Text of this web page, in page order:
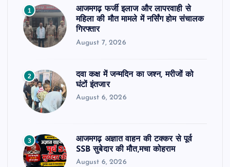
1
आजमगढ़ फर्जी इलाज और लापरवाही से
महिला की मौत मामले में नर्सिंग होम संचालक
गिरफ्तार
August 7, 2026
2
दवा कक्ष में जन्मदिन का जश्न, मरीजों को
घंटों इंतजार
August 6, 2026
3
आजमगढ़ अज्ञात वाहन की टक्कर से पूर्व
SSB सुबेदार की मौत,मचा कोहराम
August 6, 2026